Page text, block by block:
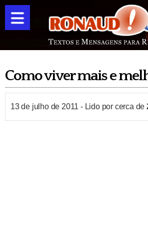
Como viver mais e
13 de julho de 2011 - Lido por cerca de